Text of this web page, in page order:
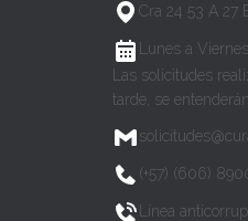
Cra 24 53 A 27
Lunes a
Las solicitudes
tarde, se
(+57) (606)
Línea